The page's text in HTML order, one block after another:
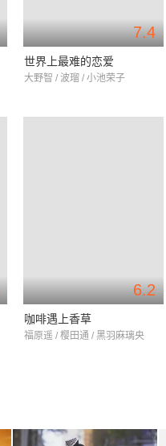
7.4
世界上最难的恋爱
大野智 / 波瑠 / 小池荣子
6.2
咖啡遇上香草
福原遥 / 樱田通 / 黑羽麻璃央